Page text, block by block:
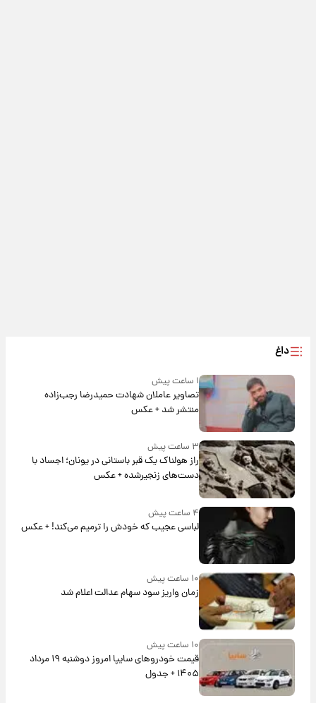
داغ
۱ ساعت پیش
تصاویر عاملان شهادت حمیدرضا رجب‌زاده
منتشر شد + عکس
۳ ساعت پیش
راز هولناک یک قبر باستانی در یونان؛ اجساد با
دست‌های زنجیرشده + عکس
لباسی عجیب که خودش را ترمیم می‌کند! + عکس
۱۰ ساعت پیش
زمان واریز سود سهام عدالت اعلام شد
۱۰ ساعت پیش
قیمت خودروهای سایپا امروز دوشنبه ۱۹ مرداد
۱۴۰۵ + جدول